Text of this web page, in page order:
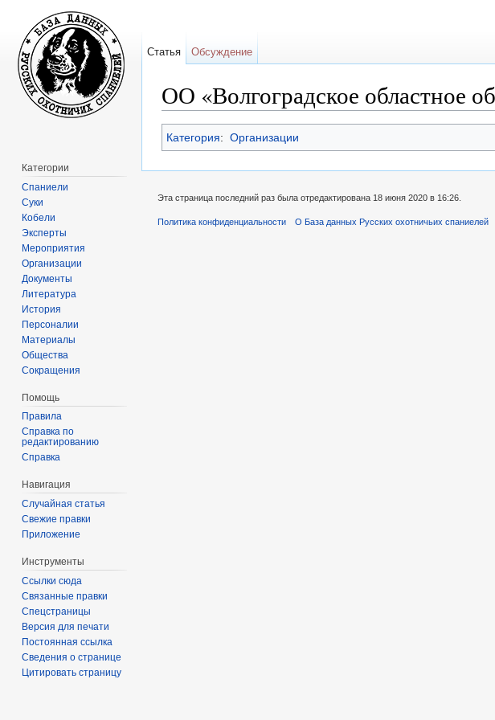
ОО «Волгоградское областное
Категория: Организации
Статья Обсуждение
Категории
Спаниели
Суки
Кобели
Эксперты
Мероприятия
Организации
Документы
Литература
История
Персоналии
Материалы
Общества
Сокращения
Помощь
Правила
Справка по
редактированию
Справка
Навигация
Случайная статья
Свежие правки
Приложение
Инструменты
Ссылки сюда
Связанные правки
Спецстраницы
Версия для печати
Постоянная ссылка
Сведения о странице
Цитировать страницу
Эта страница последний раз была отредактирована 18 июня 2020 в 16:26.
Политика конфиденциальности О База данных Русских охотничьих спаниелей